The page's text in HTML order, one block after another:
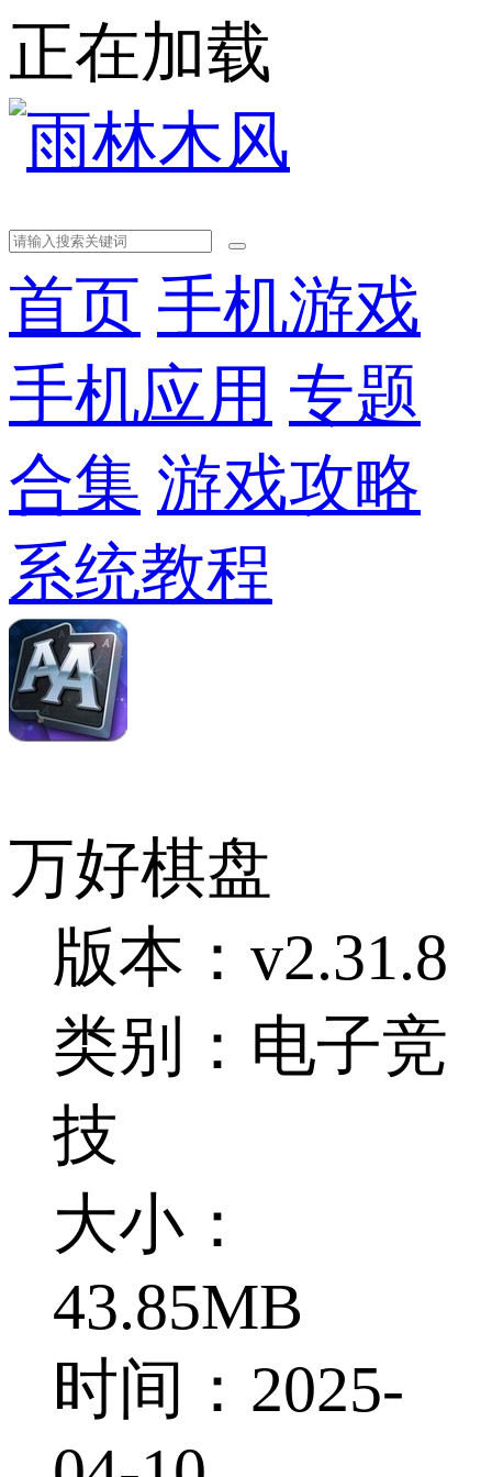
正在加载
首页 手机游戏
手机应用 专题
合集 游戏攻略
系统教程
万好棋盘
版本：v2.31.8
类别：电子竞
技
大小：
43.85MB
时间：2025-